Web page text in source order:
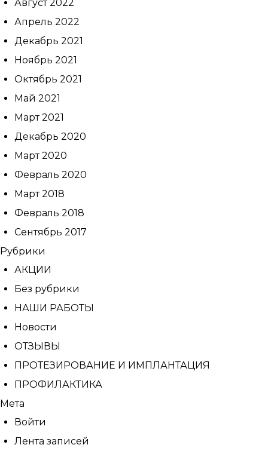
Август 2022
Апрель 2022
Декабрь 2021
Ноябрь 2021
Октябрь 2021
Май 2021
Март 2021
Декабрь 2020
Март 2020
Февраль 2020
Март 2018
Февраль 2018
Сентябрь 2017
Рубрики
АКЦИИ
Без рубрики
НАШИ РАБОТЫ
Новости
ОТЗЫВЫ
ПРОТЕЗИРОВАНИЕ И ИМПЛАНТАЦИЯ
ПРОФИЛАКТИКА
Мета
Войти
Лента записей